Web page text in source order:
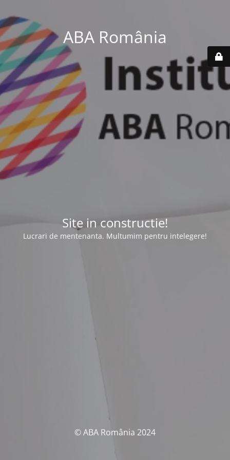
ABA România
Site in constructie!
Lucrari de mentenanta. Multumim pentru intelegere!
© ABA România 2024